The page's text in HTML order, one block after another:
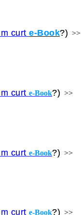
curt e-Book?) >>
curt e-Book?) >>
curt e-Book?) >>
curt e-Book?) >>